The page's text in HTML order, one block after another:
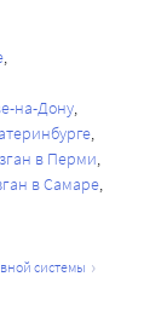
печени. Не
у
печени в
не выявили
препарат
на-Дону
в Перми
в Самаре
системы